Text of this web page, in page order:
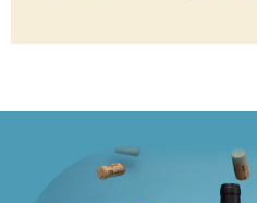
Domaine Saint-Préfert
2018
Châteauneuf-du-Pape